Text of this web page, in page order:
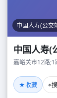
中国人寿(公交
中国人寿(
嘉峪关市12路;1
★收藏 ⌖